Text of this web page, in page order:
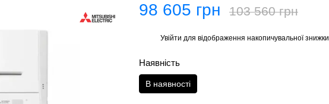
98 605 грн 103 560 грн
Увійти для відображення накопичувальної знижки
Наявність
В наявності